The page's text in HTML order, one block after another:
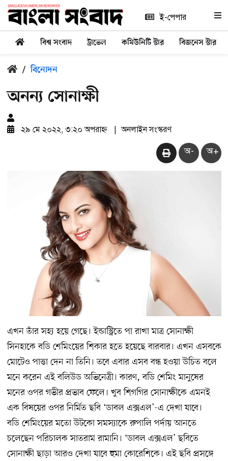
ই-পেপার
বিশ্ব সংবাদ ট্রাভেল কমিউনিটি স্টার বিজনেস স্টার
/ বিনোদন
অনন্য সোনাক্ষী
২৯ মে ২০২২, ৩:২০ অপরাহ্ন অনলাইন সংস্করণ
অ- অ+
এখন তাঁর সহ্য হয়ে গেছে। ইন্ডাস্ট্রিতে পা রাখা মাত্র সোনাক্ষী
সিনহাকে বডি শেমিংয়ের শিকার হতে হয়েছে বারবার। এখন এসবকে
মোটেও পাত্তা দেন না তিনি। তবে এবার এসব বন্ধ হওয়া উচিত বলে
মনে করেন এই বলিউড অভিনেত্রী। কারণ, বডি শেমিং মানুষের
মনের ওপর গভীর প্রভাব ফেলে। খুব শিগগির সোনাক্ষীকে এমনই
এক বিষয়ের ওপর নির্মিত ছবি ‘ডাবল এক্সএল’-এ দেখা যাবে।
বডি শেমিংয়ের মতো উটকো সমস্যাকে রুপালি পর্দায় আনতে
চলেছেন পরিচালক সাতরাম রামানি। ‘ডাবল এক্সএল’ ছবিতে
সোনাক্ষী ছাড়া আরও দেখা যাবে হুমা কোরেশিকে। এই ছবি প্রসঙ্গে